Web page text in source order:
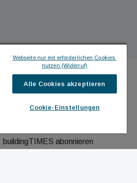
ICH MÖCHTE ...
buildingTIMES abonnieren
Webseite nur mit erforderlichen Cookies
nutzen (Widerruf)
Alle Cookies akzeptieren
Cookie-Einstellungen